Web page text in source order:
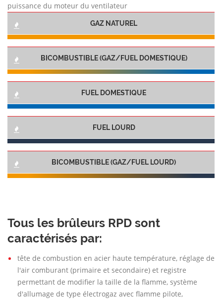
puissance du moteur du ventilateur
GAZ NATUREL
BICOMBUSTIBLE (GAZ/FUEL DOMESTIQUE)
FUEL DOMESTIQUE
FUEL LOURD
BICOMBUSTIBLE (GAZ/FUEL LOURD)
Tous les brûleurs RPD sont
caractérisés par:
tête de combustion en acier haute température, réglage de
l'air comburant (primaire et secondaire) et registre
permettant de modifier la taille de la flamme, système
d'allumage de type électrogaz avec flamme pilote,